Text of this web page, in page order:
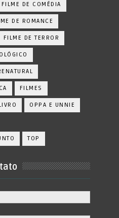
FILME DE COMÉDIA
DE ROMANCE
FILME DE TERROR
FILMES
OPPA E UNNIE
TOP